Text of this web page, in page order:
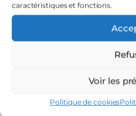
caractéristiques et fonctions.
Voir les
Politique de cookies
Nissan Navara